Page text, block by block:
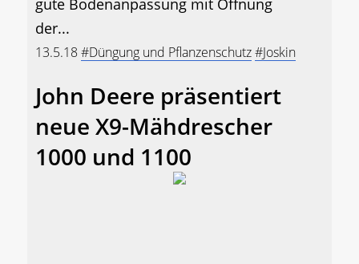
gute Bodenanpassung mit Öffnung
der...
13.5.18#Düngung und Pflanzenschutz#Joskin
John Deere präsentiert
neue X9-Mähdrescher
1000 und 1100